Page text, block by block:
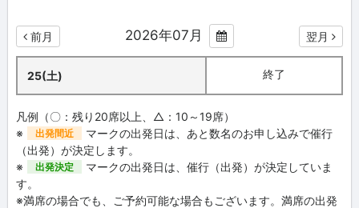
前月 2026年07月 翌月
25(土) 終了
凡例（〇：残り20席以上、△：10～19席）
※
出発間近
マークの出発日は、あと数名のお申し込みで催行
（出発）が決定します。
※
出発決定
マークの出発日は、催行（出発）が決定していま
す。
※満席の場合でも、ご予約可能な場合もございます。満席の出発